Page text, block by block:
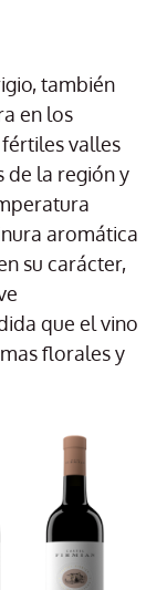
también
en los
valles
de la región y
aromática
su carácter,
que el vino
florales y